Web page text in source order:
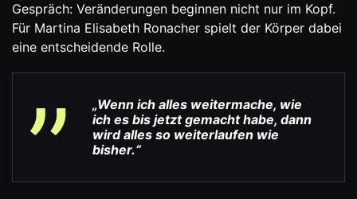
Gespräch: Veränderungen beginnen nicht nur im Kopf.
Für Martina Elisabeth Ronacher spielt der Körper dabei
eine entscheidende Rolle.
„Wenn ich alles weitermache, wie
ich es bis jetzt gemacht habe, dann
wird alles so weiterlaufen wie
bisher.“